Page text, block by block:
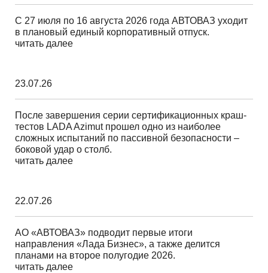
С 27 июля по 16 августа 2026 года АВТОВАЗ уходит
в плановый единый корпоративный отпуск.
читать далее
23.07.26
После завершения серии сертификационных краш-
тестов LADA Azimut прошел одно из наиболее
сложных испытаний по пассивной безопасности –
боковой удар о столб.
читать далее
22.07.26
АО «АВТОВАЗ» подводит первые итоги
направления «Лада Бизнес», а также делится
планами на второе полугодие 2026.
читать далее